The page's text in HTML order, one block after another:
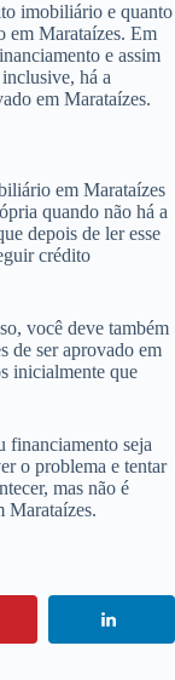
imobiliário e quanto
em Marataízes. Em
e assim
há a
em Marataízes.
em Marataízes
quando não há a
depois de ler esse
crédito
você deve também
de ser aprovado em
inicialmente que
financiamento seja
o problema e tentar
mas não é
Marataízes.